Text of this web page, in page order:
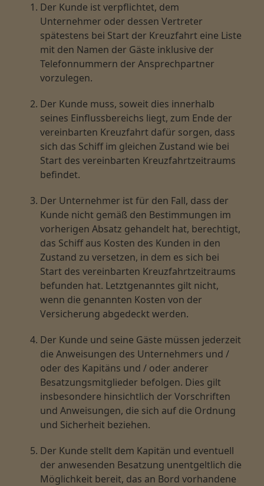
Der Kunde ist verpflichtet, dem
Unternehmer oder dessen Vertreter
spätestens bei Start der Kreuzfahrt eine Liste
mit den Namen der Gäste inklusive der
Telefonnummern der Ansprechpartner
vorzulegen.
Der Kunde muss, soweit dies innerhalb
seines Einflussbereichs liegt, zum Ende der
vereinbarten Kreuzfahrt dafür sorgen, dass
sich das Schiff im gleichen Zustand wie bei
Start des vereinbarten Kreuzfahrtzeitraums
befindet.
Der Unternehmer ist für den Fall, dass der
Kunde nicht gemäß den Bestimmungen im
vorherigen Absatz gehandelt hat, berechtigt,
das Schiff aus Kosten des Kunden in den
Zustand zu versetzen, in dem es sich bei
Start des vereinbarten Kreuzfahrtzeitraums
befunden hat. Letztgenanntes gilt nicht,
wenn die genannten Kosten von der
Versicherung abgedeckt werden.
Der Kunde und seine Gäste müssen jederzeit
die Anweisungen des Unternehmers und /
oder des Kapitäns und / oder anderer
Besatzungsmitglieder befolgen. Dies gilt
insbesondere hinsichtlich der Vorschriften
und Anweisungen, die sich auf die Ordnung
und Sicherheit beziehen.
Der Kunde stellt dem Kapitän und eventuell
der anwesenden Besatzung unentgeltlich die
Möglichkeit bereit, das an Bord vorhandene